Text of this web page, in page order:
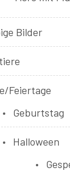
Bilder
Feiertage
Geburtstag
Halloween